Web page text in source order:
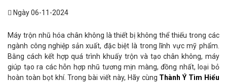
Ngày 06-11-2024
Máy trộn nhũ hóa chân không là thiết bị không thể thiếu trong các
ngành công nghiệp sản xuất, đặc biệt là trong lĩnh vực mỹ phẩm.
Bằng cách kết hợp quá trình khuấy trộn và tạo chân không, máy
giúp tạo ra các hỗn hợp nhũ tương mịn màng, đồng nhất, loại bỏ
hoàn toàn bọt khí. Trong bài viết này, Hãy cùng Thành Ý Tìm Hiểu